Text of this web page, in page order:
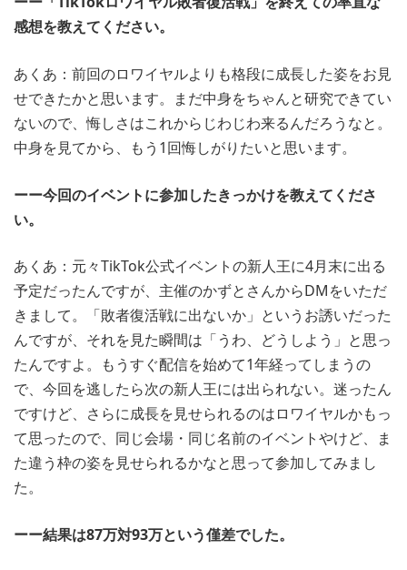
感想を教えてください。
あくあ：前回のロワイヤルよりも格段に成長した姿をお見
せできたかと思います。まだ中身をちゃんと研究できてい
ないので、悔しさはこれからじわじわ来るんだろうなと。
中身を見てから、もう1回悔しがりたいと思います。
ーー今回のイベントに参加したきっかけを教えてくださ
い。
あくあ：元々TikTok公式イベントの新人王に4月末に出る
予定だったんですが、主催のかずとさんからDMをいただ
きまして。「敗者復活戦に出ないか」というお誘いだった
んですが、それを見た瞬間は「うわ、どうしよう」と思っ
たんですよ。もうすぐ配信を始めて1年経ってしまうの
で、今回を逃したら次の新人王には出られない。迷ったん
ですけど、さらに成長を見せられるのはロワイヤルかもっ
て思ったので、同じ会場・同じ名前のイベントやけど、ま
た違う枠の姿を見せられるかなと思って参加してみまし
た。
ーー結果は87万対93万という僅差でした。